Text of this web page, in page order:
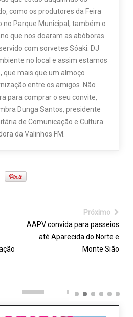
como os produtores da Feira
no Parque Municipal, também o
que nos doaram as abóboras
com sorvetes Sóaki. DJ
no local e assim estamos
que mais que um almoço
entre os amigos. Não
para comprar o seu convite,
Dunga Santos, presidente
de Comunicação e Cultura
da Valinhos FM.
Próximo
AAPV convida para passeios
até Aparecida do Norte e
Monte Sião